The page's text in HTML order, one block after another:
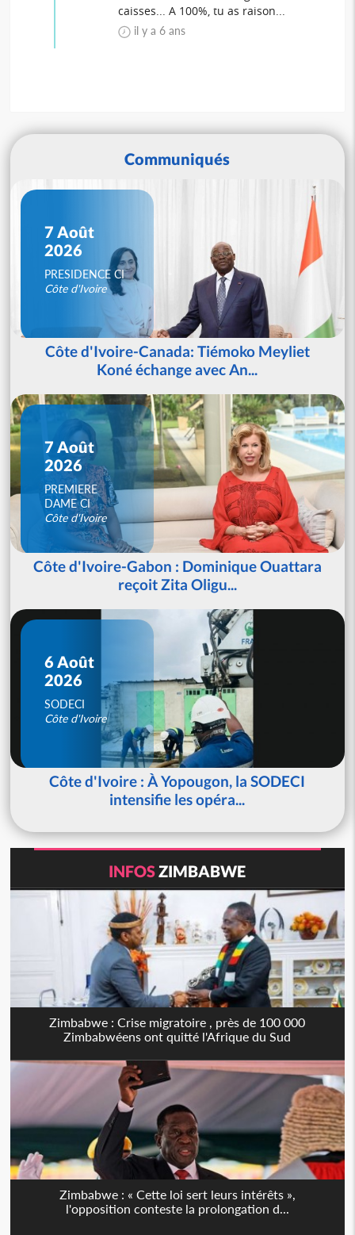
caisses... A 100%, tu as raison...
il y a 6 ans
Communiqués
7 Août
2026
PRESIDENCE CI
Côte d'Ivoire
Côte d'Ivoire-Canada: Tiémoko Meyliet
Koné échange avec An...
7 Août
2026
PREMIERE
DAME CI
Côte d'Ivoire
Côte d'Ivoire-Gabon : Dominique Ouattara
reçoit Zita Oligu...
6 Août
2026
SODECI
Côte d'Ivoire
Côte d'Ivoire : À Yopougon, la SODECI
intensifie les opéra...
INFOSZIMBABWE
Zimbabwe : Crise migratoire , près de 100 000
Zimbabwéens ont quitté l'Afrique du Sud
Zimbabwe : « Cette loi sert leurs intérêts »,
l'opposition conteste la prolongation d...